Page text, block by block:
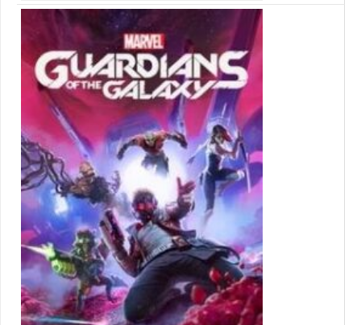
Insurgency: Sandstorm syleilee realismia ja ravistelee
pelaajan hermoja....
insurgency: sandstorm